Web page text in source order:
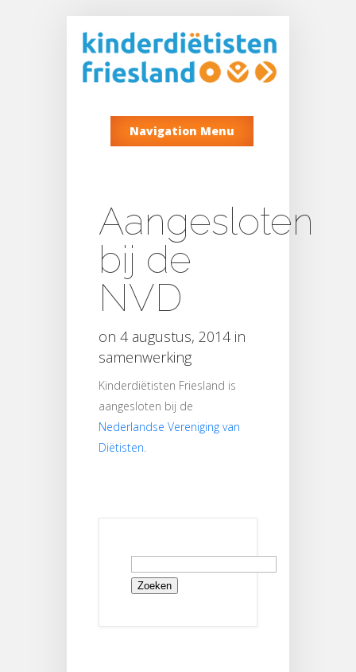
Navigation Menu
Aangesloten
bij de
NVD
on 4 augustus, 2014 in
samenwerking
Kinderdiëtisten Friesland is
aangesloten bij de
Nederlandse Vereniging van
Diëtisten.
Zoeken